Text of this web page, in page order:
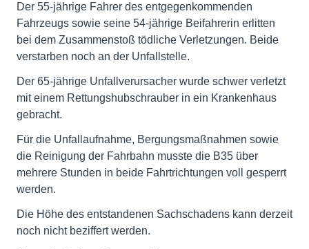
Der 55-jährige Fahrer des entgegenkommenden
Fahrzeugs sowie seine 54-jährige Beifahrerin erlitten
bei dem Zusammenstoß tödliche Verletzungen. Beide
verstarben noch an der Unfallstelle.
Der 65-jährige Unfallverursacher wurde schwer verletzt
mit einem Rettungshubschrauber in ein Krankenhaus
gebracht.
Für die Unfallaufnahme, Bergungsmaßnahmen sowie
die Reinigung der Fahrbahn musste die B35 über
mehrere Stunden in beide Fahrtrichtungen voll gesperrt
werden.
Die Höhe des entstandenen Sachschadens kann derzeit
noch nicht beziffert werden.